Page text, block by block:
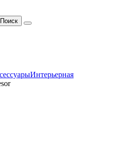
Интерьерная